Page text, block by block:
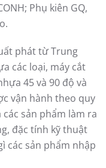
Phụ kiên GQ,
phát từ Trung
các loại, máy cắt
45 và 90 độ và
vận hành theo quy
sản phẩm làm ra
đặc tính kỹ thuật
các sản phẩm nhập